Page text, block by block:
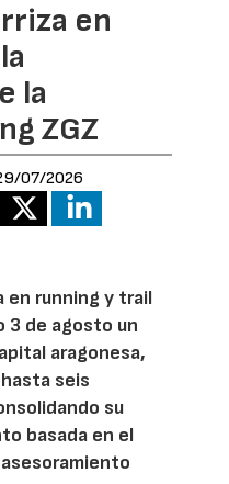
en
la
ZGZ
07/2026
en running y trail
3 de agosto un
aragonesa,
seis
su
basada en el